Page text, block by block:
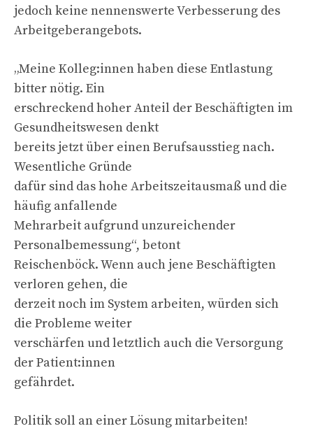
jedoch keine nennenswerte Verbesserung des
Arbeitgeberangebots.
„Meine Kolleg:innen haben diese Entlastung
bitter nötig. Ein
erschreckend hoher Anteil der Beschäftigten im
Gesundheitswesen denkt
bereits jetzt über einen Berufsausstieg nach.
Wesentliche Gründe
dafür sind das hohe Arbeitszeitausmaß und die
häufig anfallende
Mehrarbeit aufgrund unzureichender
Personalbemessung“, betont
Reischenböck. Wenn auch jene Beschäftigten
verloren gehen, die
derzeit noch im System arbeiten, würden sich
die Probleme weiter
verschärfen und letztlich auch die Versorgung
der Patient:innen
gefährdet.
Politik soll an einer Lösung mitarbeiten!